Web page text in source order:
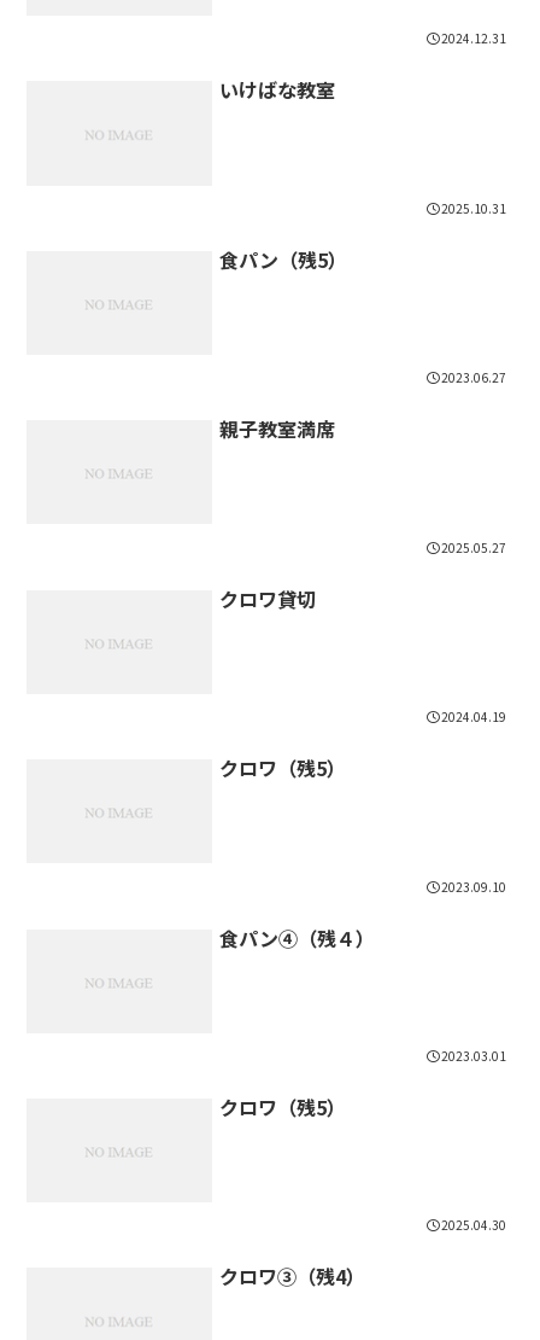
2024.12.31
いけばな教室
2025.10.31
食パン（残5）
2023.06.27
親子教室満席
2025.05.27
クロワ貸切
2024.04.19
クロワ（残5）
2023.09.10
食パン④（残４）
2023.03.01
クロワ（残5）
2025.04.30
クロワ③（残4）